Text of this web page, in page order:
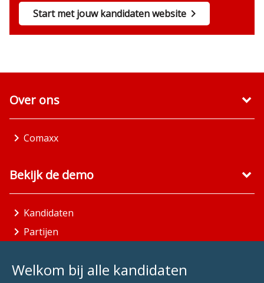
Start met jouw kandidaten website
Welkom bij alle kandidaten
Over ons
Comaxx
Bekijk de demo
Kandidaten
Partijen
Aandachtsgebieden